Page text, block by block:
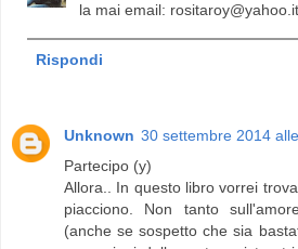
la mai email: rositaroy@yahoo.it
Rispondi
Unknown 30 settembre 2014
Partecipo (y)
Allora.. In questo libro vorrei
piacciono. Non tanto
(anche se sospetto che sia